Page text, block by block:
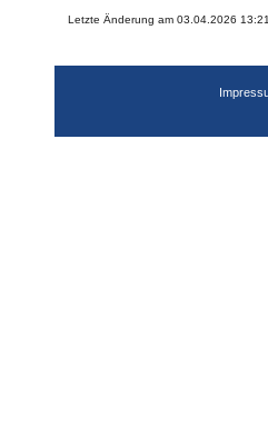
Letzte Änderung am 03.04.2026 13:21